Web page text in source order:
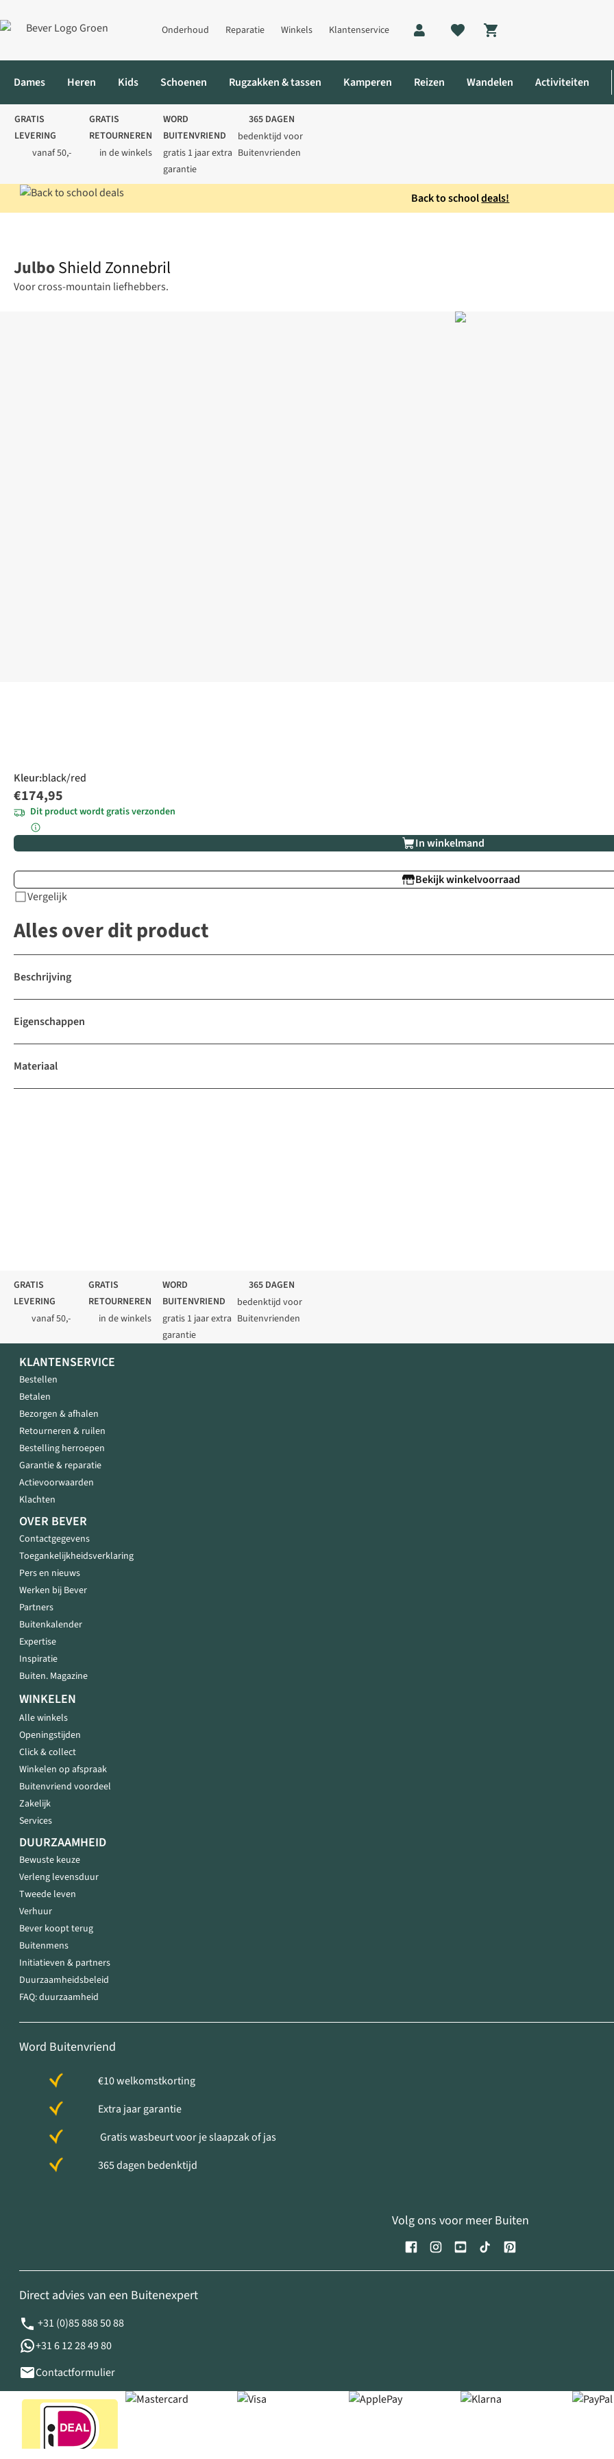
Onderhoud Reparatie Winkels Klantenservice
Shopping cart
Dames Heren Kids Schoenen Rugzakken & tassen Kamperen Reizen Wandelen Activiteiten
GRATIS
LEVERING
vanaf 50,-
GRATIS
RETOURNEREN
in de winkels
WORD
BUITENVRIEND
gratis 1 jaar extra
garantie
365 DAGEN
bedenktijd voor
Buitenvrienden
Back to schooldeals!
JulboShield Zonnebril
Voor cross-mountain liefhebbers.
Kleur:black/red
€174,95
Dit product wordt gratis verzonden
In winkelmand
Bekijk winkelvoorraad
Vergelijk
Alles over dit product
Beschrijving
Eigenschappen
Materiaal
GRATIS
LEVERING
vanaf 50,-
GRATIS
RETOURNEREN
in de winkels
WORD
BUITENVRIEND
gratis 1 jaar extra
garantie
365 DAGEN
bedenktijd voor
Buitenvrienden
KLANTENSERVICE
Bestellen
Betalen
Bezorgen & afhalen
Retourneren & ruilen
Bestelling herroepen
Garantie & reparatie
Actievoorwaarden
Klachten
OVER BEVER
Contactgegevens
Toegankelijkheidsverklaring
Pers en nieuws
Werken bij Bever
Partners
Buitenkalender
Expertise
Inspiratie
Buiten. Magazine
WINKELEN
Alle winkels
Openingstijden
Click & collect
Winkelen op afspraak
Buitenvriend voordeel
Zakelijk
Services
DUURZAAMHEID
Bewuste keuze
Verleng levensduur
Tweede leven
Verhuur
Bever koopt terug
Buitenmens
Initiatieven & partners
Duurzaamheidsbeleid
FAQ: duurzaamheid
Word Buitenvriend
€10 welkomstkorting
Extra jaar garantie
Gratis wasbeurt voor je slaapzak of jas
365 dagen bedenktijd
Volg ons voor meer Buiten
Direct advies van een Buitenexpert
+31 (0)85 888 50 88
+31 6 12 28 49 80
Contactformulier